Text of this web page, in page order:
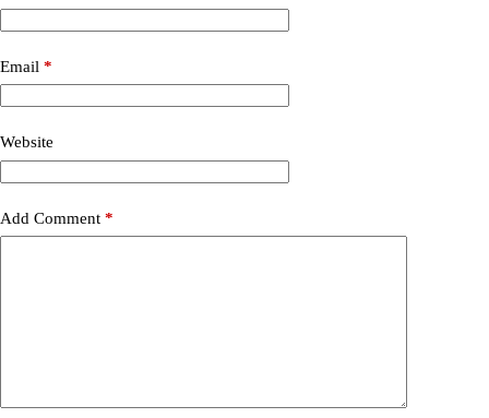
Email *
Website
Add Comment *